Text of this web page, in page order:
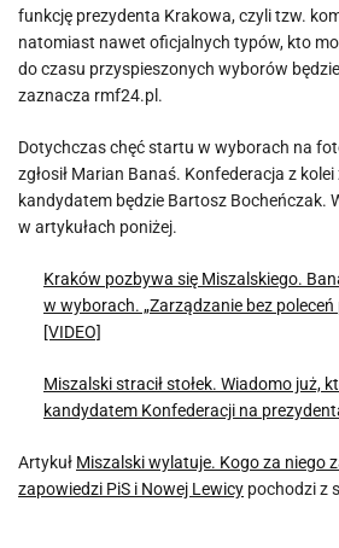
funkcję prezydenta Krakowa, czyli tzw.
natomiast nawet oficjalnych typów, kto
do czasu przyspieszonych wyborów
zaznacza rmf24.pl.
Dotychczas chęć startu w wyborach na
zgłosił Marian Banaś. Konfederacja z kolei
kandydatem będzie Bartosz Bocheńczak.
w artykułach poniżej.
Kraków pozbywa się Miszalskiego.
w wyborach. „Zarządzanie bez
[VIDEO]
Miszalski stracił stołek. Wiadomo już,
kandydatem Konfederacji na
Artykuł Miszalski wylatuje. Kogo za niego
zapowiedzi PiS i Nowej Lewicy pochodzi z